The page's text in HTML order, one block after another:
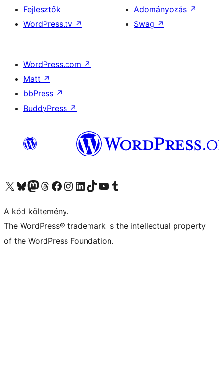
Fejlesztők
WordPress.tv ↗
Adományozás ↗
Swag ↗
WordPress.com ↗
Matt ↗
bbPress ↗
BuddyPress ↗
Visit our X (formerly Twitter) account
Visit our Bluesky account
Twitter csatornánk
Visit our Threads account
Facebook oldalunk megtekintése
Visit our Instagram account
Visit our LinkedIn account
Visit our TikTok account
Visit our YouTube channel
Visit our Tumblr account
A kód költemény.
The WordPress® trademark is the intellectual property
of the WordPress Foundation.